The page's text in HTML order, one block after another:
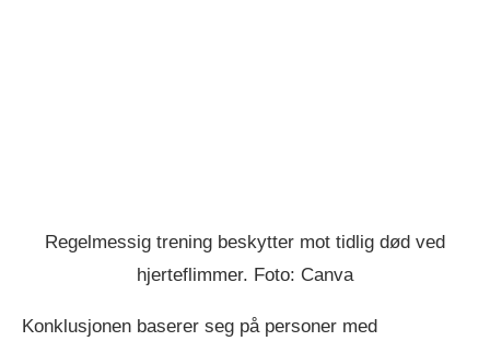
Regelmessig trening beskytter mot tidlig død ved
hjerteflimmer. Foto: Canva
Konklusjonen baserer seg på personer med